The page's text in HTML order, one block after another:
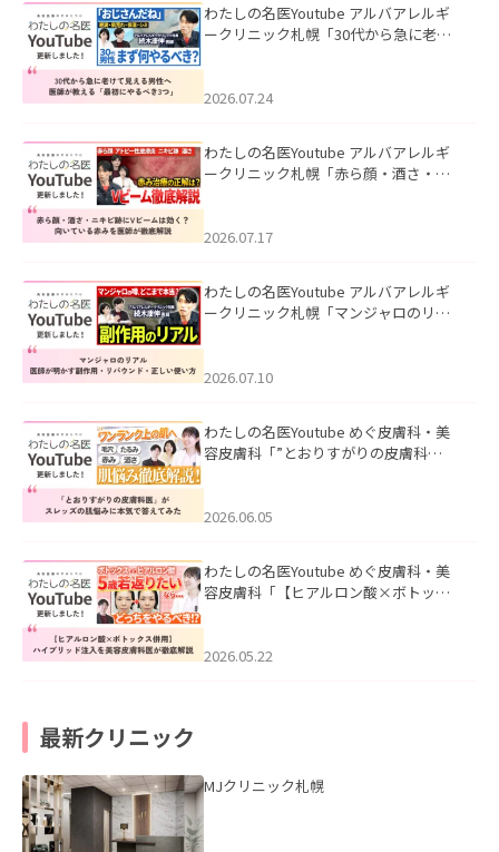
わたしの名医Youtube アルバアレルギ
ークリニック札幌「30代から急に老け
た。
2026.07.24
わたしの名医Youtube アルバアレルギ
ークリニック札幌「赤ら顔・酒さ・ニ
した。
2026.07.17
わたしの名医Youtube アルバアレルギ
ークリニック札幌「マンジャロのリア
た。
2026.07.10
わたしの名医Youtube めぐ皮膚科・美
容皮膚科「”とおりすがりの皮膚科
2026.06.05
わたしの名医Youtube めぐ皮膚科・美
容皮膚科「【ヒアルロン酸×ボトック
た。
2026.05.22
最新クリニック
MJクリニック札幌